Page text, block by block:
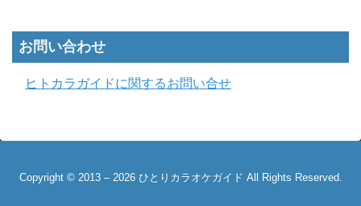
お問い合わせ
ヒトカラガイドに関するお問い合せ
Copyright © 2013 – 2026 ひとりカラオケガイド All Rights Reserved.